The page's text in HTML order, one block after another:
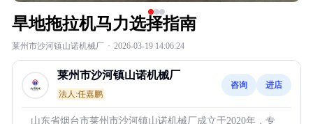
旱地拖拉机马力选择指南
莱州市沙河镇山诺机械厂 · 2026-03-19 14:06:24
莱州市沙河镇山诺机械厂
法人:任嘉鹏
咨询 进店
山东省烟台市莱州市沙河镇山诺机械厂成立于2020年，专